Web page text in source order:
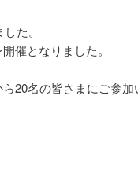
た。
催となりました。
20名の皆さまにご参加